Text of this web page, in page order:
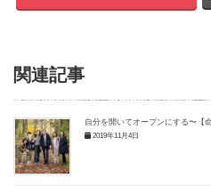
関連記事
自分を開いてオープンにする〜【
2019年11月4日